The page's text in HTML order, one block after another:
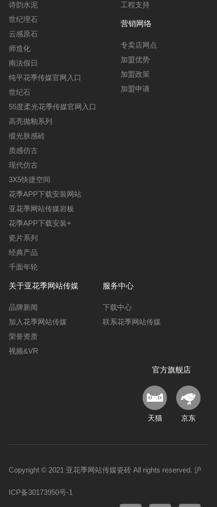
诗韵水泥
世纪理石
云感原石
师造化
南法假日
纯平花季传媒官网入口
世纪石
55度柔光花季传媒官网入口
高亮抛釉系列
缎光肤感砖
质感仿古
现代仿古
3X5快捷空间
花季APP下载安装网站
亚花季网站传媒岩板
花季APP下载安装+
瓷片系列
经典产品
千面年轮
工程支持
营销网络
专卖店网点
加盟优势
加盟政策
加盟申请
关于亚花季网站传媒
品牌新闻
加入花季网站传媒
荣誉资质
视频&VR
服务中心
下载中心
联系花季网站传媒
官方旗舰店
天猫 京东
Copyright © 2021 亚花季网站传媒瓷砖 All rights reserved. 沪
ICP备30173950号-1